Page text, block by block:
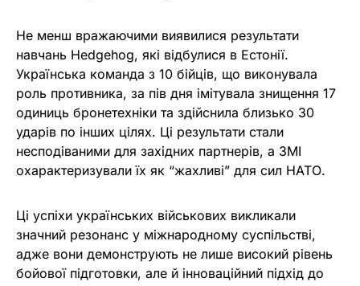
Не менш вражаючими виявилися результати
навчань Hedgehog, які відбулися в Естонії.
Українська команда з 10 бійців, що виконувала
роль противника, за пів дня імітувала знищення 17
одиниць бронетехніки та здійснила близько 30
ударів по інших цілях. Ці результати стали
несподіваними для західних партнерів, а ЗМІ
охарактеризували їх як “жахливі” для сил НАТО.
Ці успіхи українських військових викликали
значний резонанс у міжнародному суспільстві,
адже вони демонструють не лише високий рівень
бойової підготовки, але й інноваційний підхід до